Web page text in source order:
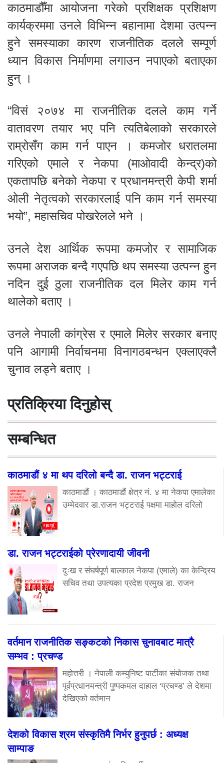
काठमाडौँमा आयोजना गरेको प्रशिक्षक प्रशिक्षण
कार्यक्रममा उनले विभिन्न बहानामा देशमा उत्पन्न
हुने समस्याका कारण राजनीतिक दलले सम्पूर्ण
ध्यान विकास निर्माणमा लगाउन नपाएको बताएका
हुन् ।
“विसं २०७४ मा राजनीतिक दलले काम गर्ने
वातावरण तयार भए पनि त्यतिबेलाको सरकारले
राम्रोसँग काम गर्न पाएन । कमजोर धरातलमा
गरिएको एमाले र नेकपा (माओवादी केन्द्र)को
एकतापछि बनेको नेकपा र प्रधानमन्त्री केपी शर्मा
ओली नेतृत्वको सरकारलाई पनि काम गर्न समस्या
भयो”, महासचिव पोखरेलले भने ।
उनले देश आर्थिक रूपमा कमजोर र सामाजिक
रूपमा अराजक बन्दै गएपछि थप समस्या उत्पन्न हुन
नदिन दुई ठुला राजनीतिक दल मिलेर काम गर्न
थालेको बताए ।
उनले नेपाली कांग्रेस र एमाले मिलेर सरकार बनाए
पनि आगामी निर्वाचनमा विनागठबन्धन एक्लाएक्लै
चुनाव लड्ने बताए ।
प्रतिक्रिया दिनुहोस्
सम्बन्धित
काठमाडौं ४ मा थप दरिलो बन्दै डा. राजन भट्टराई
काठमाडौं । काठमाडौं क्षेत्र नं. ४ मा नेकपा एमालेका
उम्मेदवार डा.राजन भट्टराई पक्षमा माहोल दरिलो
डा. राजन भट्टराईको प्रेरणादायी जीवनी
दुःख र संघर्षपूर्ण बाल्काल नेकपा (एमाले) का केन्द्रिय
सचिव तथा उपत्यका प्रदेश प्रमुख डा. राजन
वर्तमान राजनीतिक सङ्कटको निकास चुनावबाट मात्रै
सम्भव : प्रचण्ड
महोत्तरी । नेपाली कम्युनिष्ट पार्टीका संयोजक तथा
पूर्वप्रधानमन्त्री पुष्पकमल दाहाल ‘प्रचण्ड’ ले देशमा
देखिएको वर्तमान
देशको विकास श्रम संस्कृतिमै निर्भर हुनुपर्छ : अध्यक्ष
साम्पाङ